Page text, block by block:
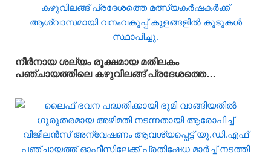
നീർനായ ശല്യം രൂക്ഷമായ മതിലകം
പഞ്ചായത്തിലെ കഴുവിലങ്ങ് പ്രദേശത്തെ
കുളങ്ങളിൽ കൂടുകൾ സ്ഥാപിച്ചു.